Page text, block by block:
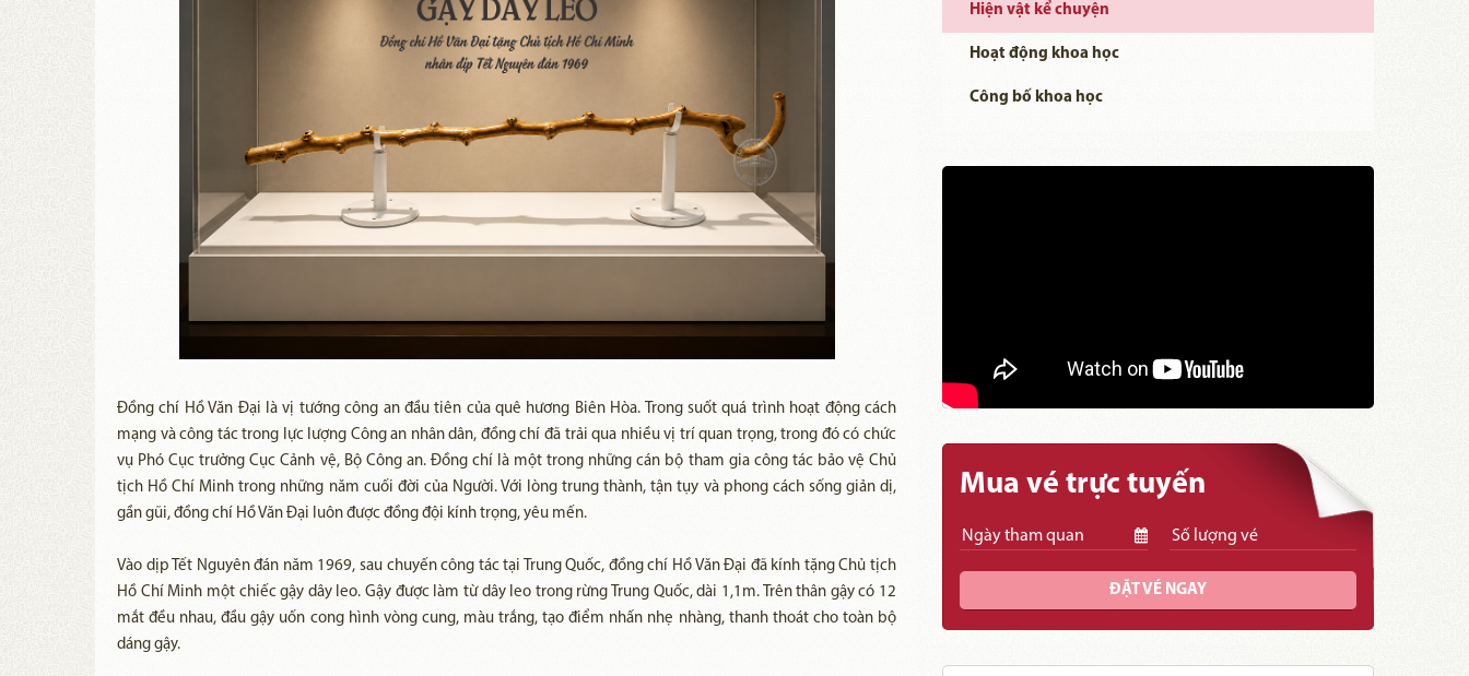
Đồng chí Hồ Văn Đại là vị tướng công an đầu tiên của quê hương Biên Hòa. Trong suốt quá trình hoạt động cách
mạng và công tác trong lực lượng Công an nhân dân, đồng chí đã trải qua nhiều vị trí quan trọng, trong đó có chức
vụ Phó Cục trưởng Cục Cảnh vệ, Bộ Công an. Đồng chí là một trong những cán bộ tham gia công tác bảo vệ Chủ
tịch Hồ Chí Minh trong những năm cuối đời của Người. Với lòng trung thành, tận tụy và phong cách sống giản dị,
gần gũi, đồng chí Hồ Văn Đại luôn được đồng đội kính trọng, yêu mến.
Vào dịp Tết Nguyên đán năm 1969, sau chuyến công tác tại Trung Quốc, đồng chí Hồ Văn Đại đã kính tặng Chủ tịch
Hồ Chí Minh một chiếc gậy dây leo. Gậy được làm từ dây leo trong rừng Trung Quốc, dài 1,1m. Trên thân gậy có 12
mắt đều nhau, đầu gậy uốn cong hình vòng cung, màu trắng, tạo điểm nhấn nhẹ nhàng, thanh thoát cho toàn bộ
dáng gậy.
Hiện vật kể chuyện
Hoạt động khoa học
Công bố khoa học
Mua vé trực tuyến
ĐẶT VÉ NGAY